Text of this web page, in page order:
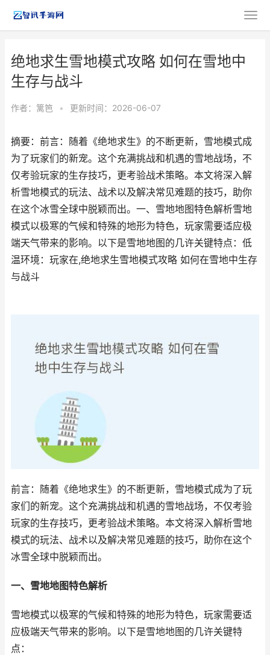
绝地求生雪地模式攻略 如何在雪地中
生存与战斗
作者： 篱笆 • 更新时间：2026-06-07
摘要：前言：随着《绝地求生》的不断更新，雪地模式成
为了玩家们的新宠。这个充满挑战和机遇的雪地战场，不
仅考验玩家的生存技巧，更考验战术策略。本文将深入解
析雪地模式的玩法、战术以及解决常见难题的技巧，助你
在这个冰雪全球中脱颖而出。一、雪地地图特色解析雪地
模式以极寒的气候和特殊的地形为特色，玩家需要适应极
端天气带来的影响。以下是雪地地图的几许关键特点：低
温环境：玩家在,绝地求生雪地模式攻略 如何在雪地中生存
与战斗
前言：随着《绝地求生》的不断更新，雪地模式成为了玩
家们的新宠。这个充满挑战和机遇的雪地战场，不仅考验
玩家的生存技巧，更考验战术策略。本文将深入解析雪地
模式的玩法、战术以及解决常见难题的技巧，助你在这个
冰雪全球中脱颖而出。
一、雪地地图特色解析
雪地模式以极寒的气候和特殊的地形为特色，玩家需要适
应极端天气带来的影响。以下是雪地地图的几许关键特
点：